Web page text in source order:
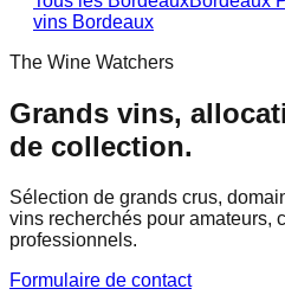
vins Bordeaux
The Wine Watchers
Grands vins,
de collection.
Sélection de grands crus,
vins recherchés pour amateurs,
professionnels.
Formulaire de contact